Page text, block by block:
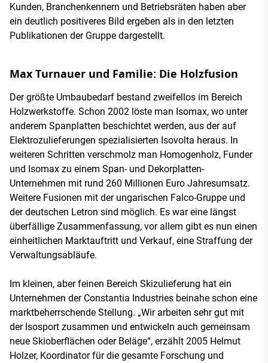
Kunden, Branchenkennern und Betriebsräten haben aber
ein deutlich positiveres Bild ergeben als in den letzten
Publikationen der Gruppe dargestellt.
Max Turnauer und Familie: Die Holzfusion
Der größte Umbaubedarf bestand zweifellos im Bereich
Holzwerkstoffe. Schon 2002 löste man Isomax, wo unter
anderem Spanplatten beschichtet werden, aus der auf
Elektrozulieferungen spezialisierten Isovolta heraus. In
weiteren Schritten verschmolz man Homogenholz, Funder
und Isomax zu einem Span- und Dekorplatten-
Unternehmen mit rund 260 Millionen Euro Jahresumsatz.
Weitere Fusionen mit der ungarischen Falco-Gruppe und
der deutschen Letron sind möglich. Es war eine längst
überfällige Zusammenfassung, vor allem gibt es nun einen
einheitlichen Marktauftritt und Verkauf, eine Straffung der
Verwaltungsabläufe.
Im kleinen, aber feinen Bereich Skizulieferung hat ein
Unternehmen der Constantia Industries beinahe schon eine
marktbeherrschende Stellung. „Wir arbeiten sehr gut mit
der Isosport zusammen und entwickeln auch gemeinsam
neue Skioberflächen oder Beläge“, erzählt 2005 Helmut
Holzer, Koordinator für die gesamte Forschung und